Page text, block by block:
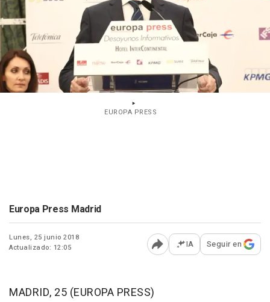
EUROPA PRESS
Europa Press Madrid
Lunes, 25 junio 2018
Actualizado: 12:05
Abrir opciones para
IA Seguir en
MADRID, 25 (EUROPA PRESS)